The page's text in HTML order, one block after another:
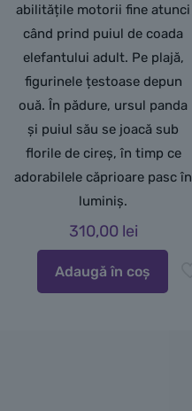
abilitățile motorii fine atunci
când prind puiul de coada
elefantului adult. Pe plajă,
figurinele țestoase depun
ouă. În pădure, ursul panda
și puiul său se joacă sub
florile de cireș, în timp ce
adorabilele căprioare pasc în
luminiș.
310,00 lei
Adaugă în coș